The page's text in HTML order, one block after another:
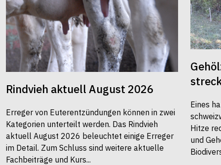
Rindvieh aktuell August 2026
Erreger von Euterentzündungen können in zwei
Kategorien unterteilt werden. Das Rindvieh
aktuell August 2026 beleuchtet einige Erreger
im Detail. Zum Schluss sind weitere aktuelle
Fachbeiträge und Kurs...
Eines
Hitze
und